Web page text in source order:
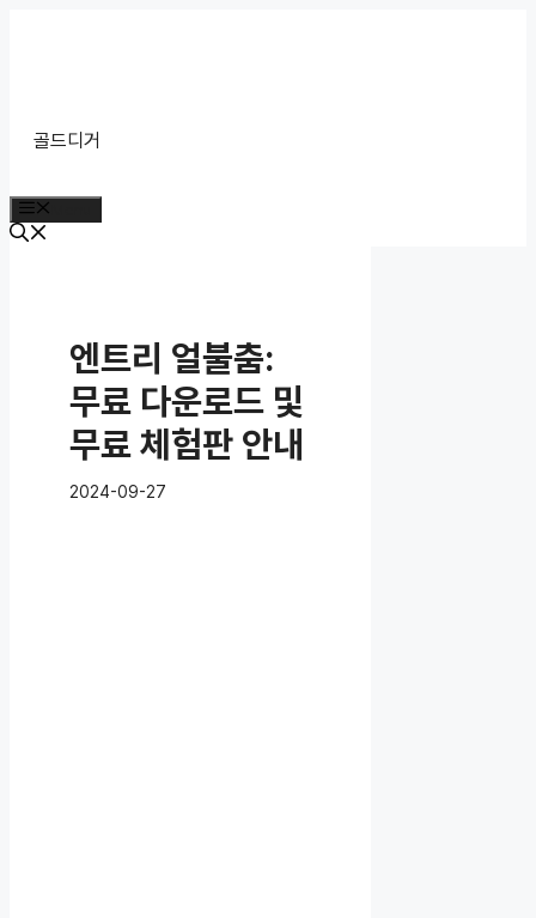
골드디거
엔트리 얼불춤:
무료 다운로드 및
무료 체험판 안내
2024-09-27